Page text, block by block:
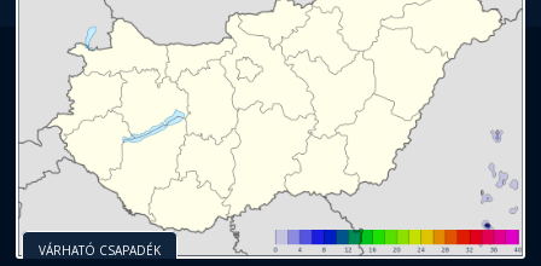
VÁRHATÓ CSAPADÉK